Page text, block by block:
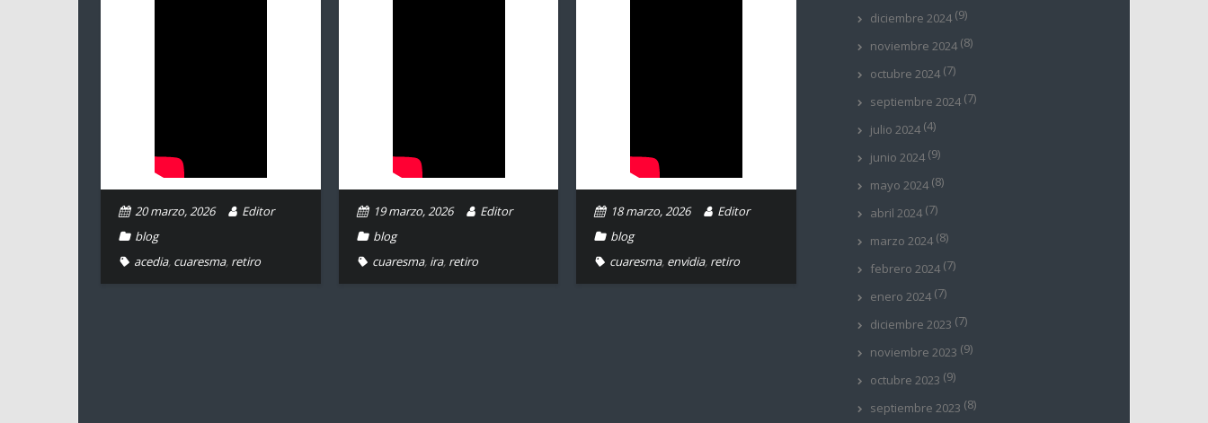
20 marzo, 2026
Editor
blog
acedia, cuaresma, retiro
19 marzo, 2026
Editor
blog
cuaresma, ira, retiro
18 marzo, 2026
Editor
blog
cuaresma, envidia, retiro
diciembre 2024 (9)
noviembre 2024 (8)
octubre 2024 (7)
septiembre 2024 (7)
julio 2024 (4)
junio 2024 (9)
mayo 2024 (8)
abril 2024 (7)
marzo 2024 (8)
febrero 2024 (7)
enero 2024 (7)
diciembre 2023 (7)
noviembre 2023 (9)
octubre 2023 (9)
septiembre 2023 (8)